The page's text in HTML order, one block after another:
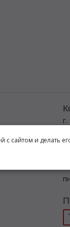
с сайтом и делать